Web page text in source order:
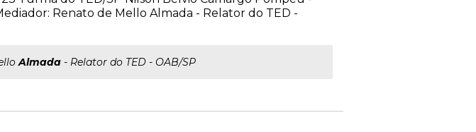
Renato de Mello Almada - Relator do TED -
Almada - Relator do TED - OAB/SP